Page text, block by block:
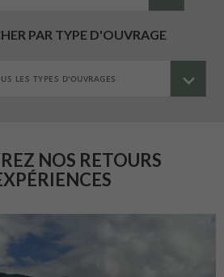
PAR TYPE D'OUVRAGE
NOS RETOURS